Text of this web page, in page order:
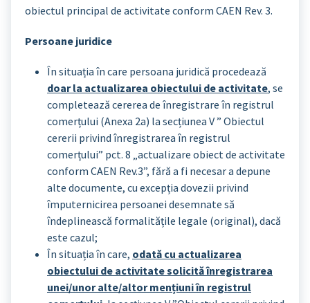
obiectul principal de activitate conform CAEN Rev. 3.
Persoane juridice
În situația în care persoana juridică procedează
doar la actualizarea obiectului de activitate, se
completează cererea de înregistrare în registrul
comerțului (Anexa 2a) la secțiunea V ” Obiectul
cererii privind înregistrarea în registrul
comerțului” pct. 8 „actualizare obiect de activitate
conform CAEN Rev.3”, fără a fi necesar a depune
alte documente, cu excepția dovezii privind
împuternicirea persoanei desemnate să
îndeplinească formalitățile legale (original), dacă
este cazul;
În situația în care, odată cu actualizarea
obiectului de activitate solicită înregistrarea
unei/unor alte/altor mențiuni în registrul